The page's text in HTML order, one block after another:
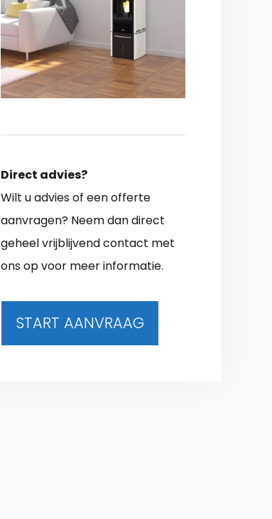
Direct advies?
Wilt u advies of een offerte
aanvragen? Neem dan direct
geheel vrijblijvend contact met
ons op voor meer informatie.
START AANVRAAG